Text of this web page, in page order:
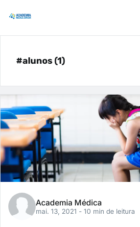
#alunos (1)
Academia Médica
mai. 13, 2021 - 10 min de leitura